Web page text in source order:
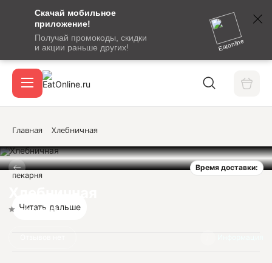
Скачай мобильное
приложение!
Получай промокоды, скидки
и акции раньше других!
Eatonline
сообщение
кодом
подтверждения
Вход / регистрация
Акции
Главная Хлебничная
Время доставки:
Нет оценок
пекарня
Читать дальше